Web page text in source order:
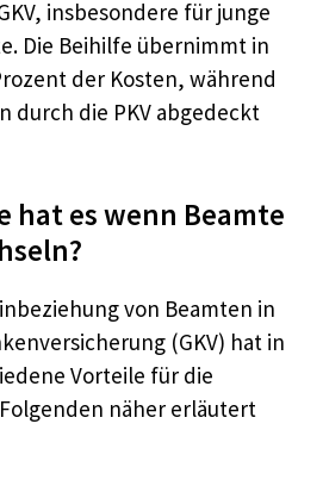
insbesondere für junge
Die Beihilfe übernimmt in
der Kosten, während
durch die PKV abgedeckt
hat es wenn Beamte
von Beamten in
(GKV) hat in
Vorteile für die
näher erläutert